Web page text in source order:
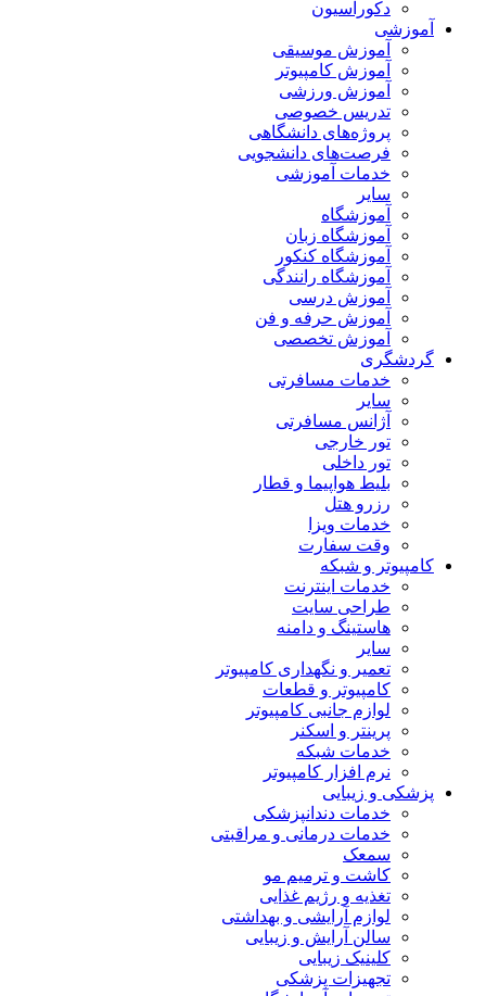
دکوراسیون
آموزشی
آموزش موسیقی
آموزش کامپیوتر
آموزش ورزشی
تدریس خصوصی
پروژه‌های دانشگاهی
فرصت‌های دانشجویی
خدمات آموزشی
سایر
آموزشگاه
آموزشگاه زبان
آموزشگاه کنکور
آموزشگاه رانندگی
آموزش درسی
آموزش حرفه و فن
آموزش تخصصی
گردشگری
خدمات مسافرتی
سایر
آژانس مسافرتی
تور خارجی
تور داخلی
بلیط هواپیما و قطار
رزرو هتل
خدمات ویزا
وقت سفارت
کامپیوتر و شبکه
خدمات اینترنت
طراحی سایت
هاستینگ و دامنه
سایر
تعمیر و نگهداری کامپیوتر
کامپیوتر و قطعات
لوازم جانبی کامپیوتر
پرینتر و اسکنر
خدمات شبکه
نرم افزار کامپیوتر
پزشکی و زیبایی
خدمات دندانپزشکی
خدمات درمانی و مراقبتی
سمعک
کاشت و ترمیم مو
تغذیه و رژیم غذایی
لوازم آرایشی و بهداشتی
سالن آرایش و زیبایی
کلینیک زیبایی
تجهیزات پزشکی